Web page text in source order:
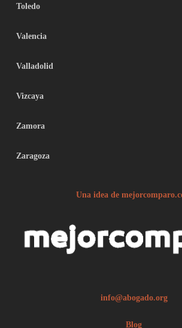
Toledo
Valencia
Valladolid
Vizcaya
Zamora
Zaragoza
Una idea de
info@abogado.org
Blog